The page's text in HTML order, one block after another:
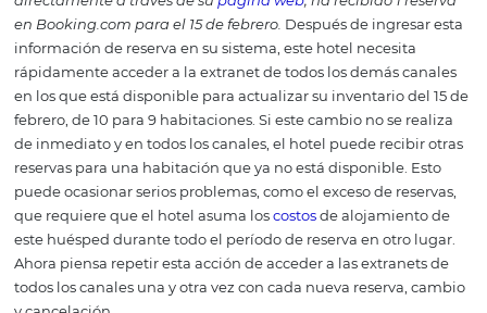
los que se está distribuyendo.
Esta tecnología
es
que tu hotel aumente la variedad de la distribución de
especialmente debido a la función de actualización de
disponibilidad. Para entender mejor consideremos el
escenario: Un hotel sin channel manager que ofrece sus
habitaciones en Booking, Expedia, Despegar,
directamente a través de supágina web, ha recibido 1
en Booking.com para el 15 de febrero. Después de
información de reserva en su sistema, este hotel
rápidamente acceder a la extranet de todos los demás
en los que está disponible para actualizar su inventario